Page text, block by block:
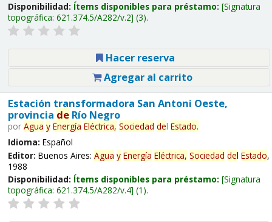
Disponibilidad: Ítems disponibles para préstamo: Signatura
topográfica: 621.374.5/A282/v.2 (3).
Hacer reserva
Agregar al carrito
Estación transformadora San Antoni Oeste,
provincia deRío Negro
por Agua y Energía Eléctrica, Sociedad del Estado.
Idioma: Español
Editor: Buenos Aires: Agua y Energía Eléctrica, Sociedad del Estado,
1988
Disponibilidad: Ítems disponibles para préstamo: Signatura
topográfica: 621.374.5/A282/v.4 (1).